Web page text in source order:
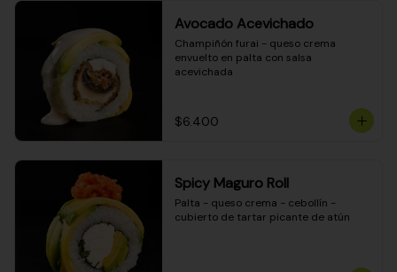
Avocado Acevichado
Champiñón furai - queso crema
envuelto en palta con salsa
acevichada
$6.400
Spicy Maguro Roll
Palta - queso crema - cebollín -
cubierto de tartar picante de atún